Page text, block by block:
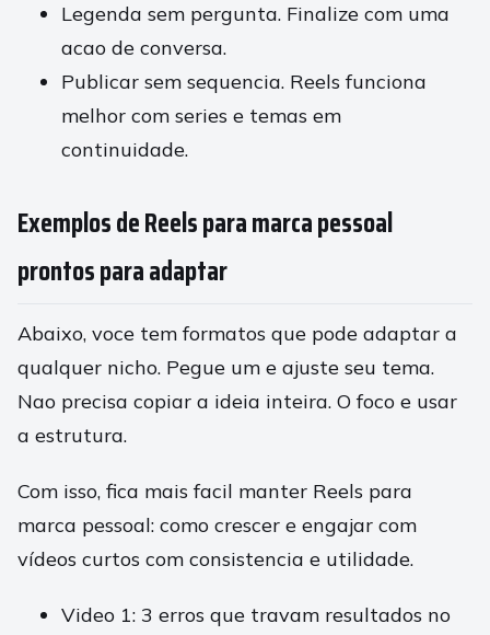
Legenda sem pergunta. Finalize com uma
acao de conversa.
Publicar sem sequencia. Reels funciona
melhor com series e temas em
continuidade.
Exemplos de Reels para marca pessoal
prontos para adaptar
Abaixo, voce tem formatos que pode adaptar a
qualquer nicho. Pegue um e ajuste seu tema.
Nao precisa copiar a ideia inteira. O foco e usar
a estrutura.
Com isso, fica mais facil manter Reels para
marca pessoal: como crescer e engajar com
vídeos curtos com consistencia e utilidade.
Video 1: 3 erros que travam resultados no